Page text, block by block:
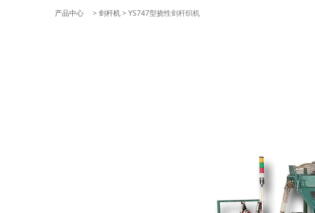
YS747型挠性剑杆织机
产品中心 > 剑杆机> YS747型挠性剑杆织机